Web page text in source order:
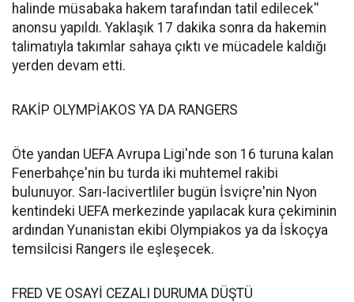
halinde müsabaka hakem tarafından tatil edilecek''
anonsu yapıldı. Yaklaşık 17 dakika sonra da hakemin
talimatıyla takımlar sahaya çıktı ve mücadele kaldığı
yerden devam etti.
RAKİP OLYMPİAKOS YA DA RANGERS
Öte yandan UEFA Avrupa Ligi'nde son 16 turuna kalan
Fenerbahçe'nin bu turda iki muhtemel rakibi
bulunuyor. Sarı-lacivertliler bugün İsviçre'nin Nyon
kentindeki UEFA merkezinde yapılacak kura çekiminin
ardından Yunanistan ekibi Olympiakos ya da İskoçya
temsilcisi Rangers ile eşleşecek.
FRED VE OSAYİ CEZALI DURUMA DÜŞTÜ